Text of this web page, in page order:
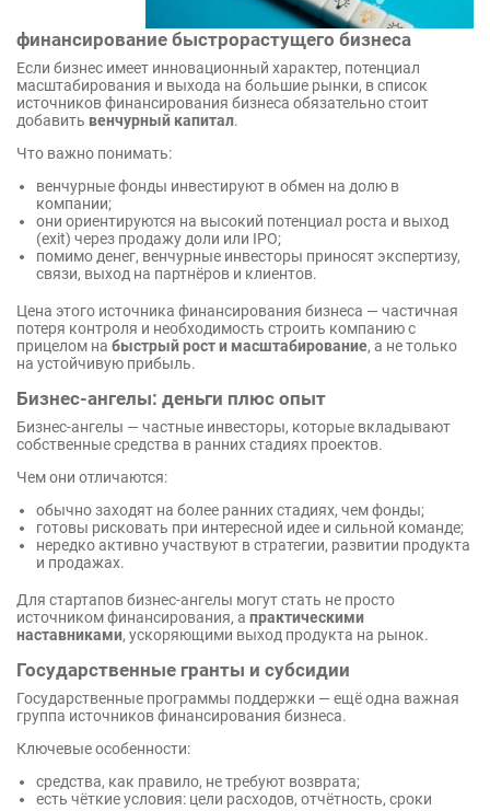
финансирование быстрорастущего бизнеса
Если бизнес имеет инновационный характер, потенциал
масштабирования и выхода на большие рынки, в список
источников финансирования бизнеса обязательно стоит
добавить венчурный капитал.
Что важно понимать:
венчурные фонды инвестируют в обмен на долю в
компании;
они ориентируются на высокий потенциал роста и выход
(exit) через продажу доли или IPO;
помимо денег, венчурные инвесторы приносят экспертизу,
связи, выход на партнёров и клиентов.
Цена этого источника финансирования бизнеса — частичная
потеря контроля и необходимость строить компанию с
прицелом на быстрый рост и масштабирование, а не только
на устойчивую прибыль.
Бизнес-ангелы: деньги плюс опыт
Бизнес-ангелы — частные инвесторы, которые вкладывают
собственные средства в ранних стадиях проектов.
Чем они отличаются:
обычно заходят на более ранних стадиях, чем фонды;
готовы рисковать при интересной идее и сильной команде;
нередко активно участвуют в стратегии, развитии продукта
и продажах.
Для стартапов бизнес-ангелы могут стать не просто
источником финансирования, а практическими
наставниками, ускоряющими выход продукта на рынок.
Государственные гранты и субсидии
Государственные программы поддержки — ещё одна важная
группа источников финансирования бизнеса.
Ключевые особенности:
средства, как правило, не требуют возврата;
есть чёткие условия: цели расходов, отчётность, сроки